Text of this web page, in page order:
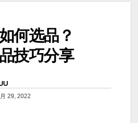
何选品？
技巧分享
29, 2022